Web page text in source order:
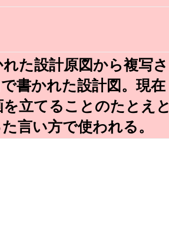
た設計原図から複写さ
書かれた設計図。現在
立てることのたとえと
言い方で使われる。